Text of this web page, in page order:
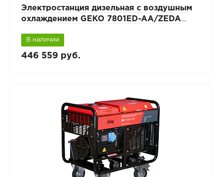
Электростанция дизельная с воздушным
охлаждением GEKO 7801ED-AA/ZEDA
В наличии
446 559 руб.